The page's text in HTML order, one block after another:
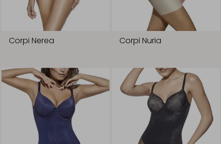
Corpi Nerea Corpi Nuria